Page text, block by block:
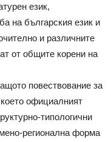
език,
на българския език и
и различните
от общите корени на
повествование за
официалният
типологични
регионална форма